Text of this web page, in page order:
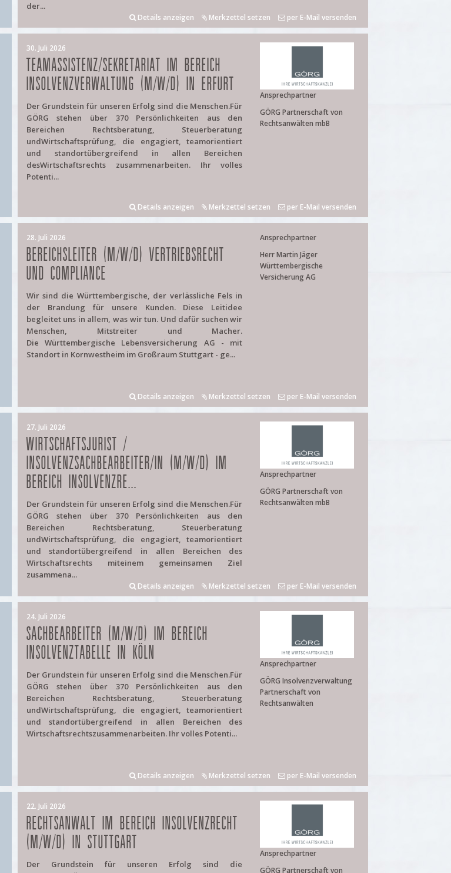
der...
Details anzeigen Merkzettel setzen per E-Mail versenden
30. Juli 2026
TEAMASSISTENZ/SEKRETARIAT IM BEREICH
INSOLVENZVERWALTUNG (M/W/D) IN ERFURT
Der Grundstein für unseren Erfolg sind die Menschen.Für
GÖRG stehen über 370 Persönlichkeiten aus den
Bereichen Rechtsberatung, Steuerberatung
undWirtschaftsprüfung, die engagiert, teamorientiert
und standortübergreifend in allen Bereichen
desWirtschaftsrechts zusammenarbeiten. Ihr volles
Potenti...
Ansprechpartner
GÖRG Partnerschaft von
Rechtsanwälten mbB
Details anzeigen Merkzettel setzen per E-Mail versenden
28. Juli 2026
BEREICHSLEITER (M/W/D) VERTRIEBSRECHT
UND COMPLIANCE
Wir sind die Württembergische, der verlässliche Fels in
der Brandung für unsere Kunden. Diese Leitidee
begleitet uns in allem, was wir tun. Und dafür suchen wir
Menschen, Mitstreiter und Macher.
Die Württembergische Lebensversicherung AG - mit
Standort in Kornwestheim im Großraum Stuttgart - ge...
Ansprechpartner
Herr Martin Jäger
Württembergische
Versicherung AG
Details anzeigen Merkzettel setzen per E-Mail versenden
27. Juli 2026
WIRTSCHAFTSJURIST /
INSOLVENZSACHBEARBEITER/IN (M/W/D) IM
BEREICH INSOLVENZRE...
Der Grundstein für unseren Erfolg sind die Menschen.Für
GÖRG stehen über 370 Persönlichkeiten aus den
Bereichen Rechtsberatung, Steuerberatung
undWirtschaftsprüfung, die engagiert, teamorientiert
und standortübergreifend in allen Bereichen des
Wirtschaftsrechts miteinem gemeinsamen Ziel
zusammena...
Ansprechpartner
GÖRG Partnerschaft von
Rechtsanwälten mbB
Details anzeigen Merkzettel setzen per E-Mail versenden
24. Juli 2026
SACHBEARBEITER (M/W/D) IM BEREICH
INSOLVENZTABELLE IN KÖLN
Der Grundstein für unseren Erfolg sind die Menschen.Für
GÖRG stehen über 370 Persönlichkeiten aus den
Bereichen Rechtsberatung, Steuerberatung
undWirtschaftsprüfung, die engagiert, teamorientiert
und standortübergreifend in allen Bereichen des
Wirtschaftsrechtszusammenarbeiten. Ihr volles Potenti...
Ansprechpartner
GÖRG Insolvenzverwaltung
Partnerschaft von
Rechtsanwälten
Details anzeigen Merkzettel setzen per E-Mail versenden
22. Juli 2026
RECHTSANWALT IM BEREICH INSOLVENZRECHT
(M/W/D) IN STUTTGART
Der Grundstein für unseren Erfolg sind die
Ansprechpartner
GÖRG Partnerschaft von